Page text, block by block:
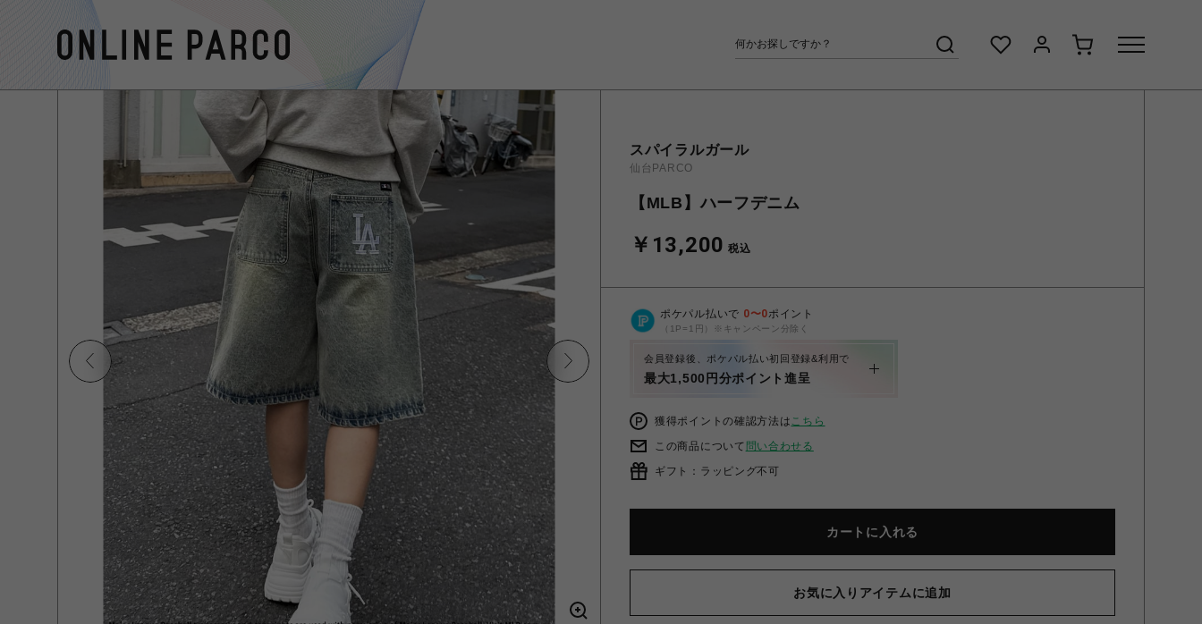
スパイラルガール
仙台PARCO
【MLB】ハーフデニム
￥13,200 税込
ポケパル払いで 0〜0ポイント
（1P=1円）※キャンペーン分除く
会員登録後、ポケパル払い初回登録&利用で
最大1,500円分ポイント進呈
獲得ポイントの確認方法はこちら
この商品について 問い合わせる
ギフト：ラッピング不可
カートに入れる
お気に入りアイテムに追加